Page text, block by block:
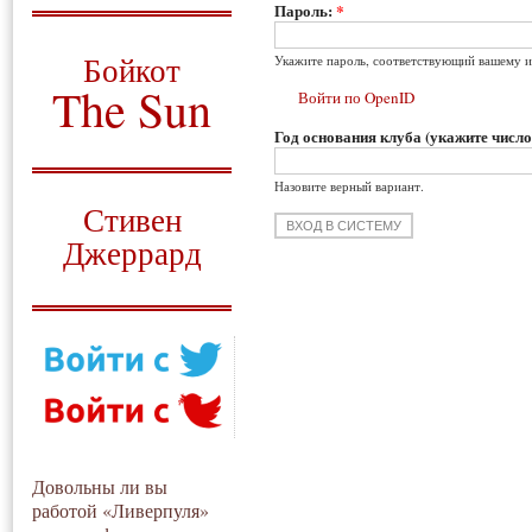
Бойкот
The Sun
Стивен
Джеррард
Довольны ли вы
работой «Ливерпуля»
Пароль:*
Укажите пароль, соответствующий вашему
Войти по OpenID
Год основания клуба (укажите
Назовите верный вариант.